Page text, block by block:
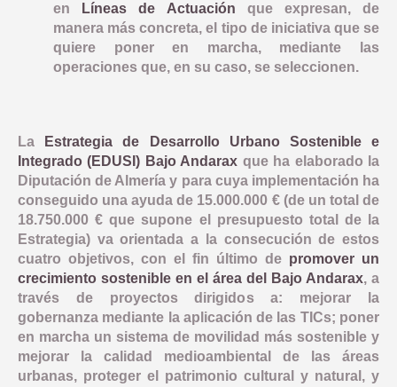
en
Líneas de Actuación que expresan, de
manera más concreta, el tipo de iniciativa que se
quiere poner en marcha, mediante las
operaciones que, en su caso, se seleccionen.
La
Estrategia de Desarrollo Urbano Sostenible e
Integrado (EDUSI) Bajo Andarax que ha elaborado la
Diputación de Almería y para cuya implementación ha
conseguido una ayuda de 15.000.000 € (de un total de
18.750.000 € que supone el presupuesto total de la
Estrategia) va orientada a la consecución de estos
cuatro objetivos, con el fin último de promover un
crecimiento sostenible en el área del Bajo Andarax, a
través de proyectos dirigidos a: mejorar la
gobernanza mediante la aplicación de las TICs; poner
en marcha un sistema de movilidad más sostenible y
mejorar la calidad medioambiental de las áreas
urbanas, proteger el patrimonio cultural y natural, y